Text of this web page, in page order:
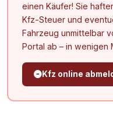
einen Käufer! Sie
Kfz-Steuer und
Fahrzeug unmittelbar
Portal ab – in wenigen
Kfz online